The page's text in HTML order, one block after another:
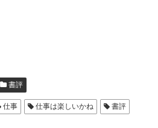
書評
仕事 仕事は楽しいかね
書評